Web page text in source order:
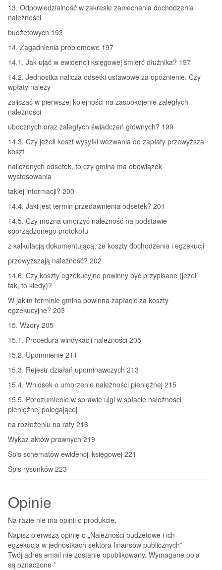
13. Odpowiedzialność w zakresie zaniechania dochodzenia
należności
budżetowych 193
14. Zagadnienia problemowe 197
14.1. Jak ująć w ewidencji księgowej śmierć dłużnika? 197
14.2. Jednostka nalicza odsetki ustawowe za opóźnienie. Czy
wpłaty należy
zaliczać w pierwszej kolejności na zaspokojenie zaległych
należności
ubocznych oraz zaległych świadczeń głównych? 199
14.3. Czy jeżeli koszt wysyłki wezwania do zapłaty przewyższa
koszt
naliczonych odsetek, to czy gmina ma obowiązek
wystosowania
takiej informacji? 200
14.4. Jaki jest termin przedawnienia odsetek? 201
14.5. Czy można umorzyć należność na podstawie
sporządzonego protokołu
z kalkulacją dokumentującą, że koszty dochodzenia i egzekucji
przewyższają należność? 202
14.6. Czy koszty egzekucyjne powinny być przypisane (jeżeli
tak, to kiedy)?
W jakim terminie gmina powinna zapłacić za koszty
egzekucyjne? 203
15. Wzory 205
15.1. Procedura windykacji należności 205
15.2. Upomnienie 211
15.3. Rejestr działań upominawczych 213
15.4. Wniosek o umorzenie należności pieniężnej 215
15.5. Porozumienie w sprawie ulgi w spłacie należności
pieniężnej polegającej
na rozłożeniu na raty 216
Wykaz aktów prawnych 219
Spis schematów ewidencji księgowej 221
Spis rysunków 223
Opinie
Na razie nie ma opinii o produkcie.
Napisz pierwszą opinię o „Należności budżetowe i ich
egzekucja w jednostkach sektora finansów publicznych”
Twój adres email nie zostanie opublikowany. Wymagane pola
są oznaczone *